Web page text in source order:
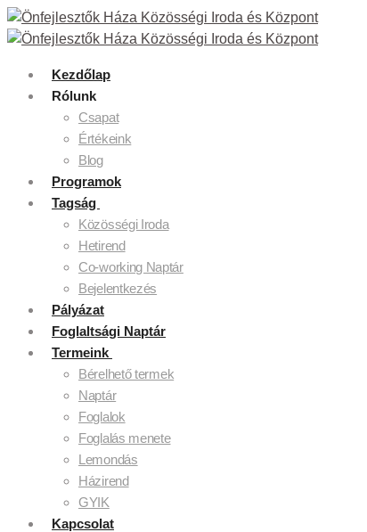
Kezdőlap
Rólunk
Csapat
Értékeink
Blog
Programok
Tagság
Közösségi Iroda
Hetirend
Co-working Naptár
Bejelentkezés
Pályázat
Foglaltsági Naptár
Termeink
Bérelhető termek
Naptár
Foglalok
Foglalás menete
Lemondás
Házirend
GYIK
Kapcsolat